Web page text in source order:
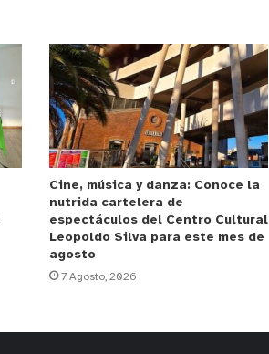
Cine, música y danza: Conoce la
nutrida cartelera de
espectáculos del Centro Cultural
Leopoldo Silva para este mes de
agosto
7 Agosto, 2026